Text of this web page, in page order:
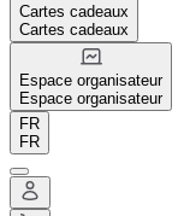
Cartes cadeaux
Cartes cadeaux
Espace organisateur
Espace organisateur
FR
FR